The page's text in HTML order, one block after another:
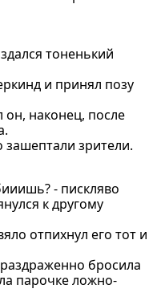
тоненький
и принял позу
он, наконец, после
зрители.
- пискляво
к другому
отпихнул его тот и
бросила
парочке ложно-